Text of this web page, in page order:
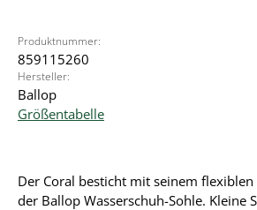
Produktnummer:
859115260
Hersteller:
Ballop
Größentabelle
Der Coral besticht mit seinem
der Ballop Wasserschuh-Sohle. Kleine